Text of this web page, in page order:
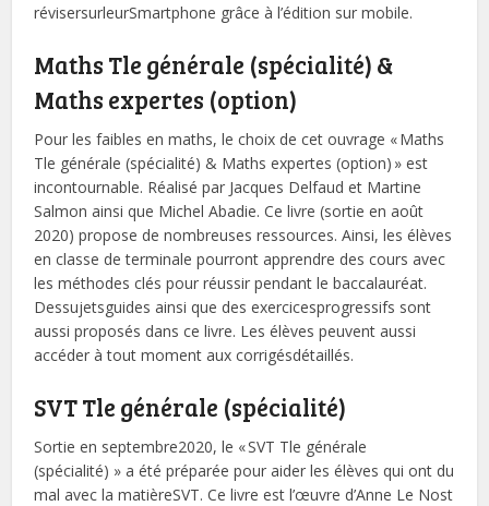
révisersurleurSmartphone grâce à l’édition sur mobile.
Maths Tle générale (spécialité) &
Maths expertes (option)
Pour les faibles en maths, le choix de cet ouvrage « Maths
Tle générale (spécialité) & Maths expertes (option) » est
incontournable. Réalisé par Jacques Delfaud et Martine
Salmon ainsi que Michel Abadie. Ce livre (sortie en août
2020) propose de nombreuses ressources. Ainsi, les élèves
en classe de terminale pourront apprendre des cours avec
les méthodes clés pour réussir pendant le baccalauréat.
Dessujetsguides ainsi que des exercicesprogressifs sont
aussi proposés dans ce livre. Les élèves peuvent aussi
accéder à tout moment aux corrigésdétaillés.
SVT Tle générale (spécialité)
Sortie en septembre2020, le « SVT Tle générale
(spécialité) » a été préparée pour aider les élèves qui ont du
mal avec la matièreSVT. Ce livre est l’œuvre d’Anne Le Nost